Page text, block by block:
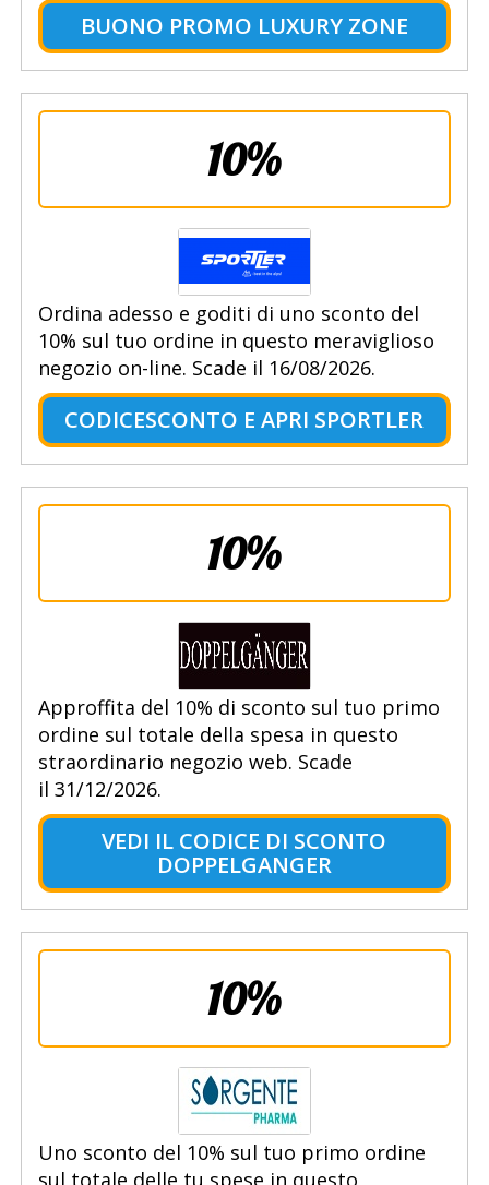
BUONO PROMO LUXURY ZONE
10%
Ordina adesso e goditi di uno sconto del
10% sul tuo ordine in questo meraviglioso
negozio on-line. Scade il 16/08/2026.
CODICESCONTO E APRI SPORTLER
10%
Approffita del 10% di sconto sul tuo primo
ordine sul totale della spesa in questo
straordinario negozio web. Scade
il 31/12/2026.
VEDI IL CODICE DI SCONTO
DOPPELGANGER
10%
Uno sconto del 10% sul tuo primo ordine